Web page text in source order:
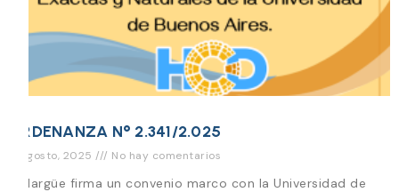
ORDENANZA N° 2.341/2.025
11 agosto, 2025 No hay comentarios
Malargüe firma un convenio marco con la Universidad de